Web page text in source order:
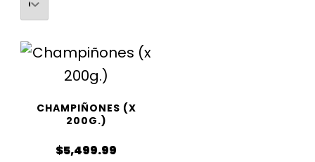
CHAMPIÑONES (X
200G.)
$5,499.99